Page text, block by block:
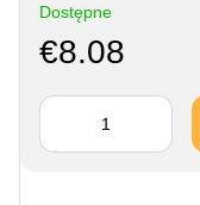
Dostępne
€8.08